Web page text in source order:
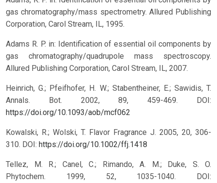
gas chromatography/mass spectrometry. Allured Publishing
Corporation, Carol Stream, IL, 1995.
Adams R. P. in: Identification of essential oil components by
gas chromatography/quadrupole mass spectroscopy.
Allured Publishing Corporation, Carol Stream, IL, 2007.
Heinrich, G.; Pfeifhofer, H. W.; Stabentheiner, E.; Sawidis, T.
Annals. Bot. 2002, 89, 459-469. DOI:
https://doi.org/10.1093/aob/mcf062
Kowalski, R.; Wolski, T. Flavor Fragrance J. 2005, 20, 306-
310. DOI: https://doi.org/10.1002/ffj.1418
Tellez, M. R.; Canel, C.; Rimando, A. M.; Duke, S. O.
Phytochem. 1999, 52, 1035-1040. DOI: